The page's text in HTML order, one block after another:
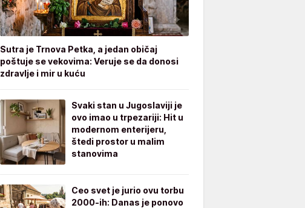
Sutra je Trnova Petka, a jedan običaj
poštuje se vekovima: Veruje se da donosi
zdravlje i mir u kuću
Svaki stan u Jugoslaviji je
ovo imao u trpezariji: Hit u
modernom enterijeru,
štedi prostor u malim
stanovima
Ceo svet je jurio ovu torbu
2000-ih: Danas je ponovo